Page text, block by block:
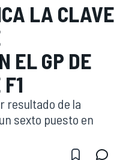
LA CLAVE
EL GP DE
resultado de la
sexto puesto en